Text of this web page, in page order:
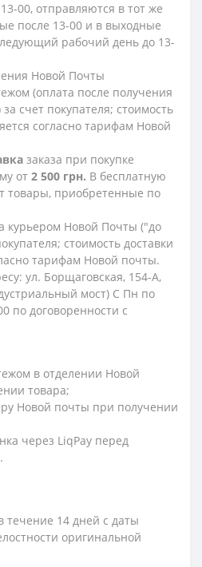
00, отправляются в тот же
после 13-00 и в выходные
рабочий день до 13-
Новой Почты
(оплата после получения
счет покупателя; стоимость
согласно тарифам Новой
заказа при покупке
от 2 500 грн. В бесплатную
товары, приобретенные по
курьером Новой Почты ("до
стоимость доставки
тарифам Новой почты.
ул. Борщаговская, 154-А,
мост) С Пн по
по договоренности с
в отделении Новой
товара;
Новой почты при получении
через LiqPay перед
течение 14 дней с даты
оригинальной